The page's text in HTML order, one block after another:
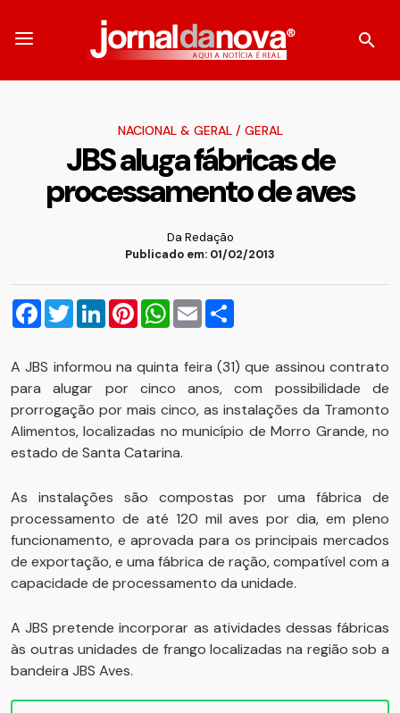
NACIONAL & GERAL/ GERAL
JBS aluga fábricas de
processamento de aves
Da Redação
Publicado em: 01/02/2013
Facebook
TwitterLinkedInPinterestWhatsApp
Email
A JBS informou na quinta feira (31) que assinou contrato
para alugar por cinco anos, com possibilidade de
prorrogação por mais cinco, as instalações da Tramonto
Alimentos, localizadas no município de Morro Grande, no
estado de Santa Catarina.
As instalações são compostas por uma fábrica de
processamento de até 120 mil aves por dia, em pleno
funcionamento, e aprovada para os principais mercados
de exportação, e uma fábrica de ração, compatível com a
capacidade de processamento da unidade.
A JBS pretende incorporar as atividades dessas fábricas
às outras unidades de frango localizadas na região sob a
bandeira JBS Aves.